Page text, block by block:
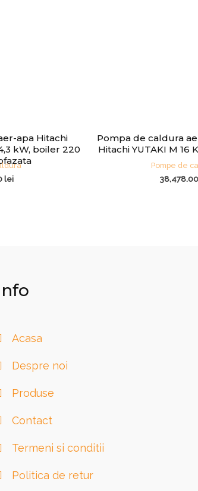
apa Hitachi
kW, boiler 220
lei
Pompa de caldura
Hitachi YUTAKI M 16
Pompe de
38,478.00
Acasa
Despre noi
Produse
Contact
Termeni si conditii
Politica de retur